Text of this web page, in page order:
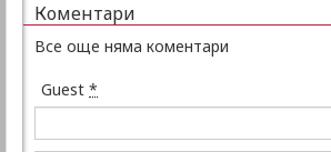
Коментари
Все още няма коментари
Guest *